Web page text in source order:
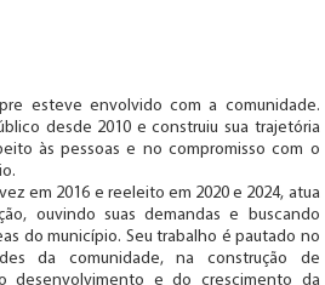
esteve envolvido com a comunidade.
desde 2010 e construiu sua trajetória
às pessoas e no compromisso com o
em 2016 e reeleito em 2020 e 2024, atua
ouvindo suas demandas e buscando
do município. Seu trabalho é pautado no
da comunidade, na construção de
desenvolvimento e do crescimento da